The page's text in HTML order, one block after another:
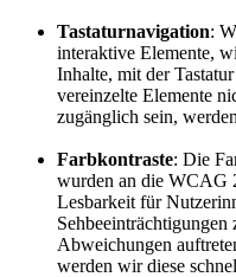
Tastaturnavigation:
interaktive Elemente,
Inhalte, mit der
vereinzelte Elemente
zugänglich sein,
Farbkontraste: Die
wurden an die WCAG
Lesbarkeit für
Abweichungen
werden wir diese